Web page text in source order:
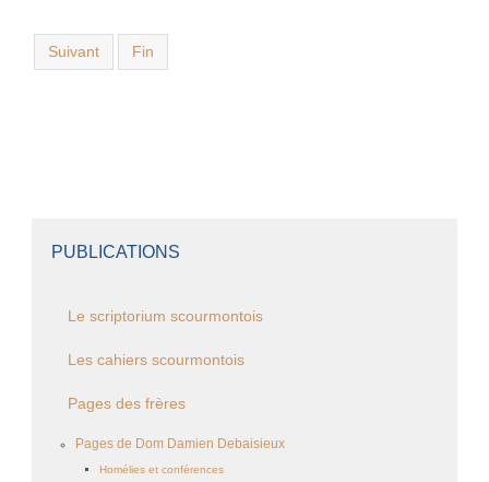
Suivant Fin
PUBLICATIONS
Le scriptorium scourmontois
Les cahiers scourmontois
Pages des frères
Pages de Dom Damien Debaisieux
Homélies et conférences